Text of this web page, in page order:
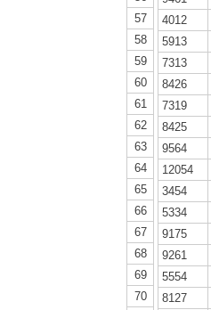
57
58
59
60
61
62
63
64
65
66
67
68
69
70
4012
5913
7313
8426
7319
8425
9564
12054
3454
5334
9175
9261
5554
8127